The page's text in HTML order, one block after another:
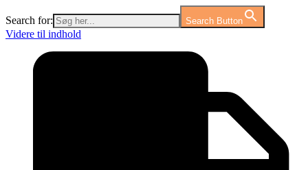
Search for: Search Button
Videre til indhold